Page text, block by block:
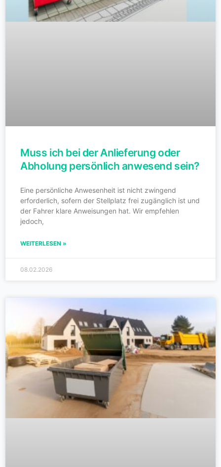
Muss ich bei der Anlieferung oder
Abholung persönlich anwesend sein?
Eine persönliche Anwesenheit ist nicht zwingend
erforderlich, sofern der Stellplatz frei zugänglich ist und
der Fahrer klare Anweisungen hat. Wir empfehlen
jedoch,
WEITERLESEN »
08.02.2026